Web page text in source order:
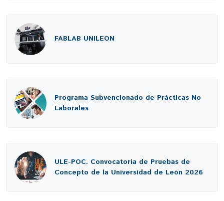
FABLAB UNILEON
Programa Subvencionado de Prácticas No
Laborales
ULE-POC. Convocatoria de Pruebas de
Concepto de la Universidad de León 2026